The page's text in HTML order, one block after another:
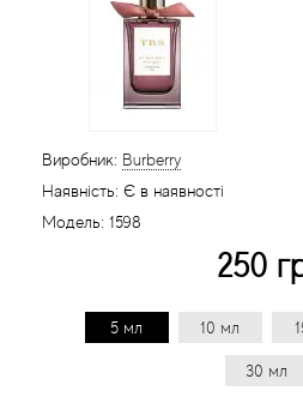
Виробник: Burberry
Наявність: Є в наявності
Модель: 1598
250
5 мл 10 мл
30 мл